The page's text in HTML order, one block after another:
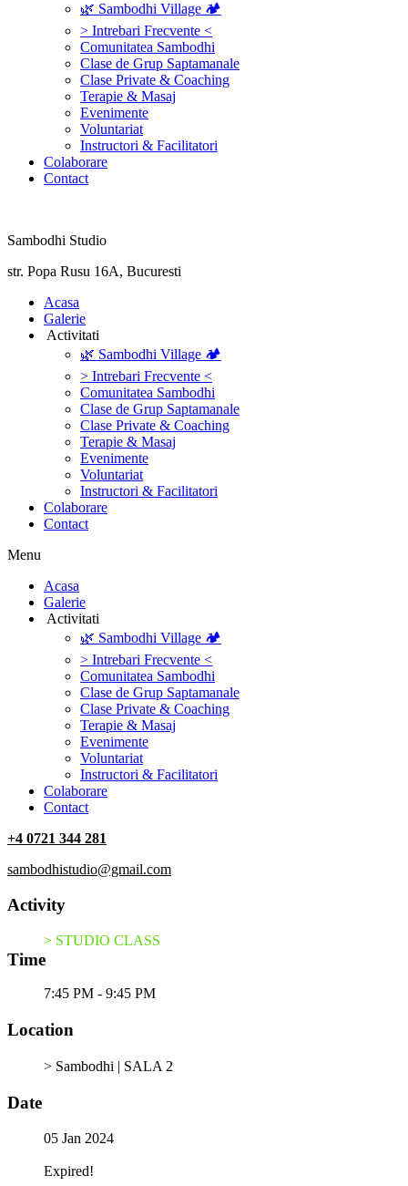
🌿 Sambodhi Village 🏕️
> Intrebari Frecvente <
Comunitatea Sambodhi
Clase de Grup Saptamanale
Clase Private & Coaching
Terapie & Masaj
‎Evenimente
Voluntariat
‏‏‎Instructori & Facilitatori
Colaborare
Contact
Sambodhi Studio
str. Popa Rusu 16A, Bucuresti
‎Acasa
Galerie
‎ ‎Activitati‎
🌿 Sambodhi Village 🏕️
> Intrebari Frecvente <
Comunitatea Sambodhi
Clase de Grup Saptamanale
Clase Private & Coaching
Terapie & Masaj
‎Evenimente
Voluntariat
‏‏‎Instructori & Facilitatori
Colaborare
Contact
Menu
‎Acasa
Galerie
‎ ‎Activitati‎
🌿 Sambodhi Village 🏕️
> Intrebari Frecvente <
Comunitatea Sambodhi
Clase de Grup Saptamanale
Clase Private & Coaching
Terapie & Masaj
‎Evenimente
Voluntariat
‏‏‎Instructori & Facilitatori
Colaborare
Contact
+4 0721 344 281
sambodhistudio@gmail.com
Activity
> STUDIO CLASS
Time
7:45 PM - 9:45 PM
Location
> Sambodhi | SALA 2
Date
05 Jan 2024
Expired!